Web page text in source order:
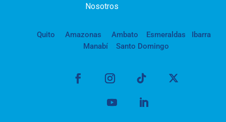
Nosotros
Quito Amazonas Ambato Esmeraldas
Ibarra
Manabí
Santo Domingo